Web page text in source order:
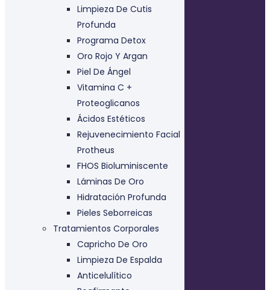
Limpieza De Cutis
Profunda
Programa Detox
Oro Rojo Y Argan
Piel De Ángel
Vitamina C +
Proteoglicanos
Ácidos Estéticos
Rejuvenecimiento Facial
Protheus
FHOS Bioluminiscente
Láminas De Oro
Hidratación Profunda
Pieles Seborreicas
Tratamientos Corporales
Capricho De Oro
Limpieza De Espalda
Anticelulítico